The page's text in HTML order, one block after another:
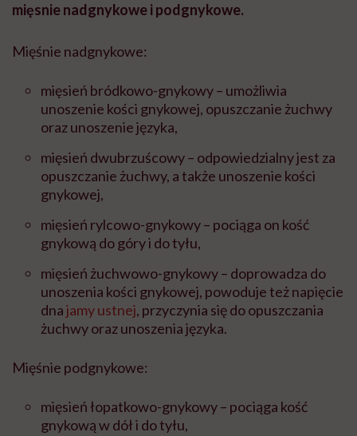
mięsnie nadgnykowe i podgnykowe.
Mięśnie nadgnykowe:
mięsień bródkowo-gnykowy – umożliwia
unoszenie kości gnykowej, opuszczanie żuchwy
oraz unoszenie języka,
mięsień dwubrzuścowy – odpowiedzialny jest za
opuszczanie żuchwy, a także unoszenie kości
gnykowej,
mięsień rylcowo-gnykowy – pociąga on kość
gnykową do góry i do tyłu,
mięsień żuchwowo-gnykowy – doprowadza do
unoszenia kości gnykowej, powoduje też napięcie
dnajamy ustnej, przyczynia się do opuszczania
żuchwy oraz unoszenia języka.
Mięśnie podgnykowe:
mięsień łopatkowo-gnykowy – pociąga kość
gnykową w dół i do tyłu,